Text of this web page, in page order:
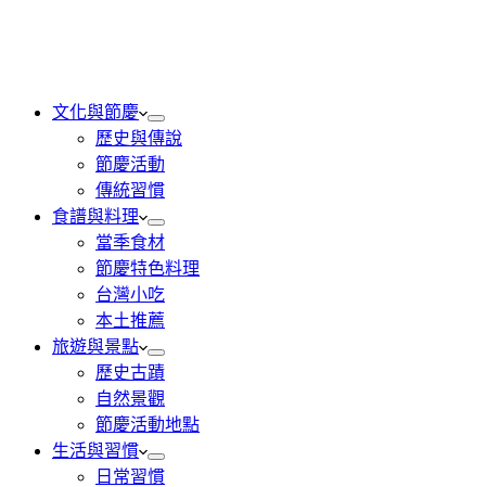
文化與節慶
歷史與傳說
節慶活動
傳統習慣
食譜與料理
當季食材
節慶特色料理
台灣小吃
本土推薦
旅遊與景點
歷史古蹟
自然景觀
節慶活動地點
生活與習慣
日常習慣